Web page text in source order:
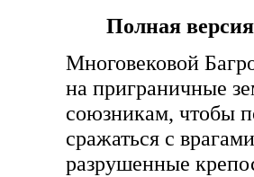
Полная
Многовековой
на приграничные
союзникам, чтобы
сражаться с
разрушенные